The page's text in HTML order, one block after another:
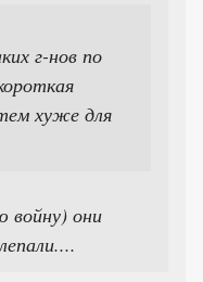
г-нов по
хуже для
войну) они